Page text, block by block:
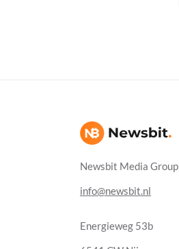
Newsbit Media Group
info@newsbit.nl
Energieweg 53b